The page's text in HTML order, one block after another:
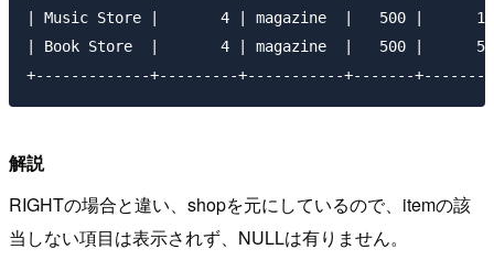
| Music Store |       4 | magazine  |   500 |
| Book Store  |       4 | magazine  |   500 |
解説
RIGHTの場合と違い、shopを元にしているので、itemの該
当しない項目は表示されず、NULLは有りません。